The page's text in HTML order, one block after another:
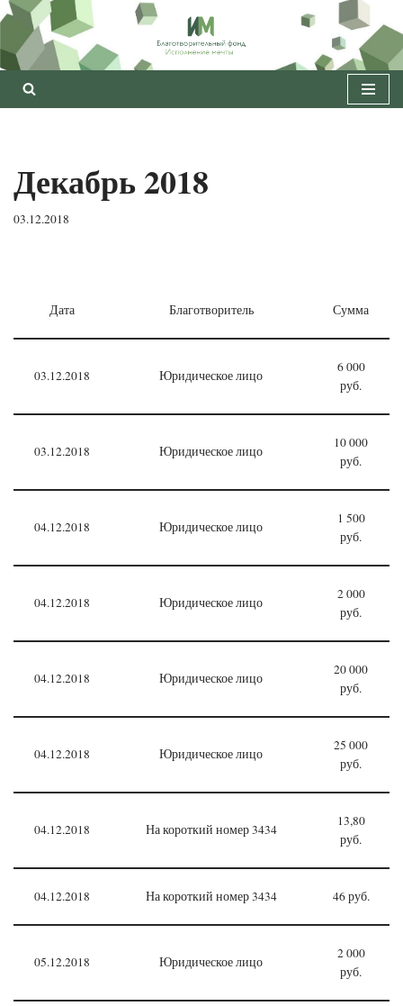
Перейти
к
содержимому
Декабрь 2018
03.12.2018
Дата Благотворитель Сумма
03.12.2018 Юридическое лицо
6 000
руб.
03.12.2018 Юридическое лицо
10 000
руб.
04.12.2018 Юридическое лицо
1 500
руб.
04.12.2018 Юридическое лицо
2 000
руб.
04.12.2018 Юридическое лицо
20 000
руб.
04.12.2018 Юридическое лицо
25 000
руб.
04.12.2018 На короткий номер 3434
13,80
руб.
04.12.2018 На короткий номер 3434 46 руб.
05.12.2018 Юридическое лицо
2 000
руб.